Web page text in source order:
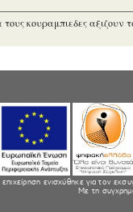
τους κουραμπιεδες αξιζουν
ενισχύθηκε για τον
Με τη